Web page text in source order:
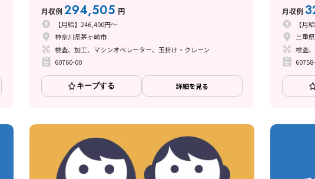
月収例294,505 円
【月給】246,400円～
神奈川県茅ヶ崎市
検査、加工、マシンオペレーター、玉掛け・クレーン
60760-00
キープする 詳細を見る
月収例
【月
三重
検査